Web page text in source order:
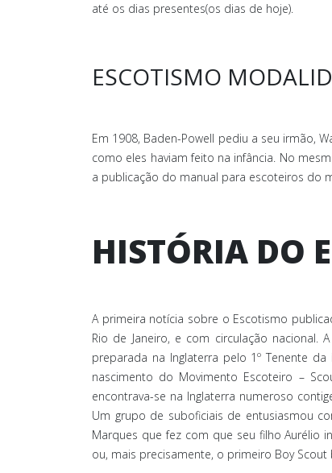
até os dias presentes(os dias de hoje).
ESCOTISMO
Em 1908, Baden-Powell pediu a seu irmão,
como eles haviam feito na infância. No
a publicação do manual para escoteiros do
HISTÓRIA DO
A primeira notícia sobre o Escotismo
Rio de Janeiro, e com circulação
preparada na Inglaterra pelo 1º Tenente
nascimento do Movimento Escoteiro –
encontrava-se na Inglaterra numeroso
Um grupo de suboficiais de entusiasmou
Marques que fez com que seu filho Aurélio
ou, mais precisamente, o primeiro Boy Scout